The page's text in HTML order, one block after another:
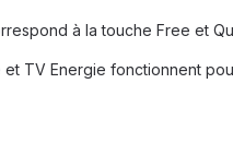
à la touche Free et
TV Energie fonctionnent